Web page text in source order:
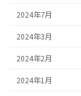
2024年7月
2024年3月
2024年2月
2024年1月